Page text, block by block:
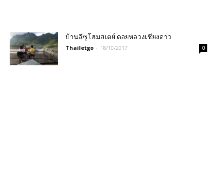
บ้านลีซูโฮมสเตย์ ดอยหลวงเชียงดาว
Thailetgo - 18/10/2017 0